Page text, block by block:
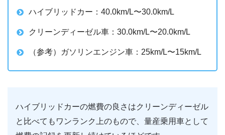
ハイブリッドカー：40.0km/L〜30.0km/L
クリーンディーゼル車：30.0km/L〜20.0km/L
（参考）ガソリンエンジン車：25km/L〜15km/L
ハイブリッドカーの燃費の良さはクリーンディーゼル
と比べてもワンランク上のもので、量産乗用車として